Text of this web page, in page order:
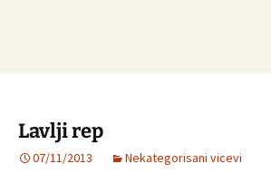
Lavlji rep
07/11/2013 Nekategorisani vicevi